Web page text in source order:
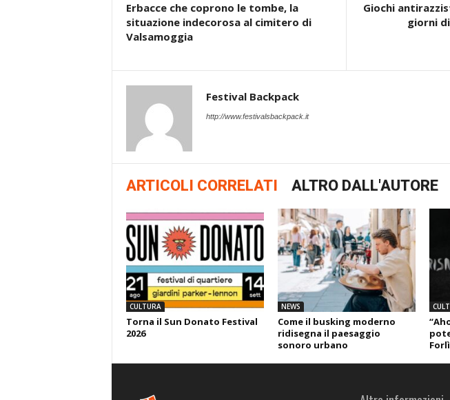
Erbacce che coprono le tombe, la
situazione indecorosa al cimitero di
Valsamoggia
Giochi
giorni
Festival Backpack
http://www.festivalsbackpack.it
ARTICOLI CORRELATI ALTRO DALL'AUTORE
CULTURA
Torna il Sun Donato Festival
2026
NEWS
Come il busking moderno
ridisegna il paesaggio
sonoro urbano